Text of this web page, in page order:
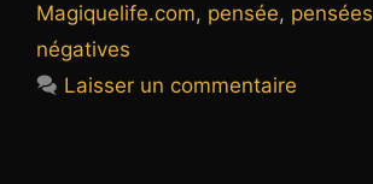
Magiquelife.com, pensée, pensées
négatives
Laisser un commentaire